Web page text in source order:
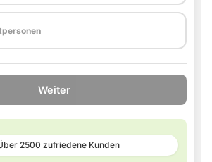
Weiter
2500 zufriedene Kunden